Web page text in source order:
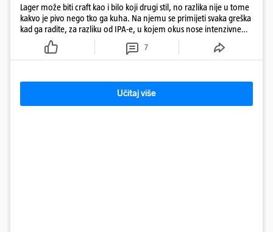
Lager može biti craft kao i bilo koji drugi stil, no razlika nije u tome
kakvo je pivo nego tko ga kuha. Na njemu se primijeti svaka greška
kad ga radite, za razliku od IPA-e, u kojem okus nose intenzivne
7
Učitaj više